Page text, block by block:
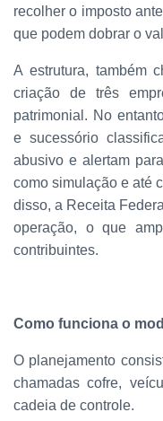
recolher o imposto
que podem dobrar o
A estrutura, também
criação de três
patrimonial. No
e sucessório
abusivo e alertam
como simulação e até
disso, a Receita
operação, o que
contribuintes.
Como funciona o
O planejamento
chamadas cofre,
cadeia de controle.